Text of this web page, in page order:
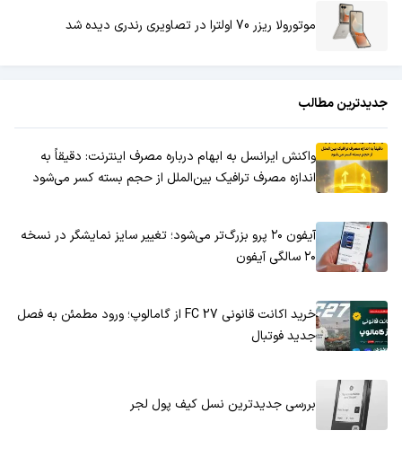
موتورولا ریزر 70 اولترا در تصاویری رندری دیده شد
جدیدترین مطالب
واکنش ایرانسل به ابهام درباره مصرف اینترنت: دقیقاً به
اندازه مصرف ترافیک بین‌الملل از حجم بسته کسر می‌شود
آیفون ۲۰ پرو بزرگ‌تر می‌شود؛ تغییر سایز نمایشگر در نسخه
۲۰ سالگی آیفون
خرید اکانت قانونی FC 27 از گامالوپ؛ ورود مطمئن به فصل
جدید فوتبال
بررسی جدیدترین نسل کیف پول لجر